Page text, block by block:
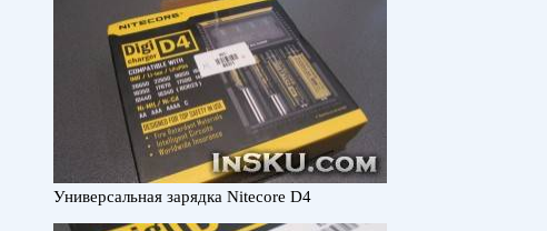
Универсальная зарядка Nitecore D4